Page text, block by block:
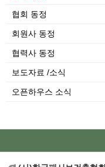
협회 동정
회원사 동정
협력사 동정
보도자료 /소식
오픈하우스 소식